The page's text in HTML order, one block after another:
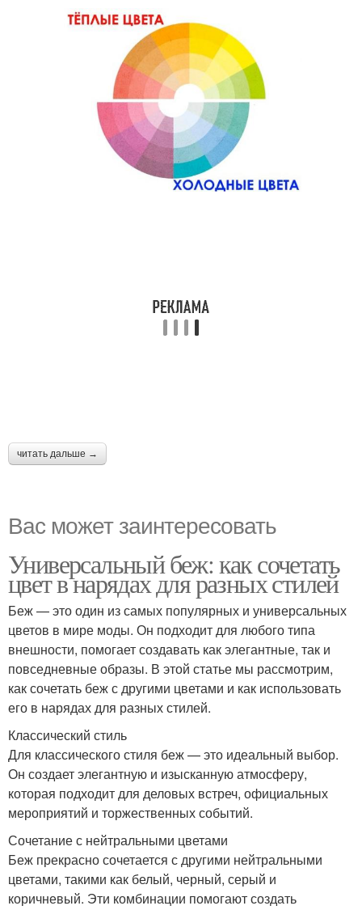
читать дальше →
Вас может заинтересовать
Универсальный беж: как сочетать
цвет в нарядах для разных стилей
Беж — это один из самых популярных и универсальных
цветов в мире моды. Он подходит для любого типа
внешности, помогает создавать как элегантные, так и
повседневные образы. В этой статье мы рассмотрим,
как сочетать беж с другими цветами и как использовать
его в нарядах для разных стилей.
Классический стиль
Для классического стиля беж — это идеальный выбор.
Он создает элегантную и изысканную атмосферу,
которая подходит для деловых встреч, официальных
мероприятий и торжественных событий.
Сочетание с нейтральными цветами
Беж прекрасно сочетается с другими нейтральными
цветами, такими как белый, черный, серый и
коричневый. Эти комбинации помогают создать